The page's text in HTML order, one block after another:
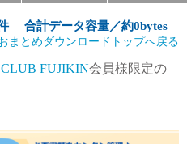
合計データ容量／約0bytes
まとめダウンロードトップへ戻る
CLUB FUJIKIN会員様限定の